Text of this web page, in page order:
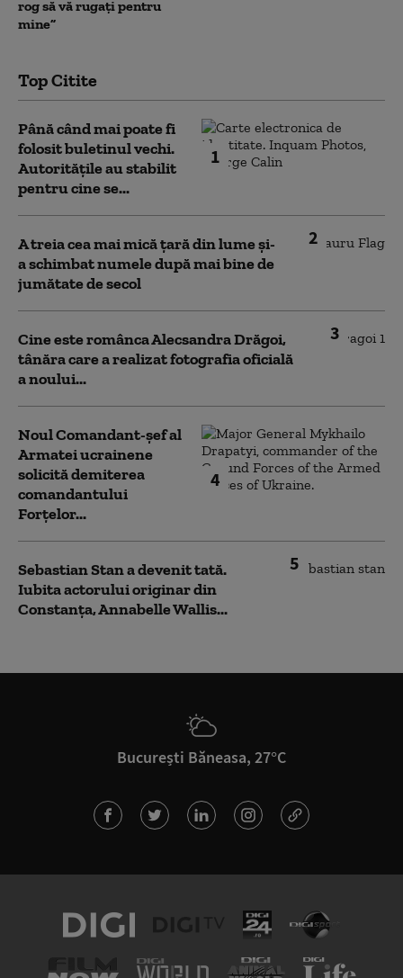
rog să vă rugați pentru
mine”
Top Citite
1
Până când mai poate fi
folosit buletinul vechi.
Autoritățile au stabilit
pentru cine se...
2
A treia cea mai mică țară din lume și-
a schimbat numele după mai bine de
jumătate de secol
3
Cine este românca Alecsandra Drăgoi,
tânăra care a realizat fotografia oficială
a noului...
4
Noul Comandant-șef al
Armatei ucrainene
solicită demiterea
comandantului
Forțelor...
5
Sebastian Stan a devenit tată.
Iubita actorului originar din
Constanța, Annabelle Wallis...
București Băneasa, 27°C